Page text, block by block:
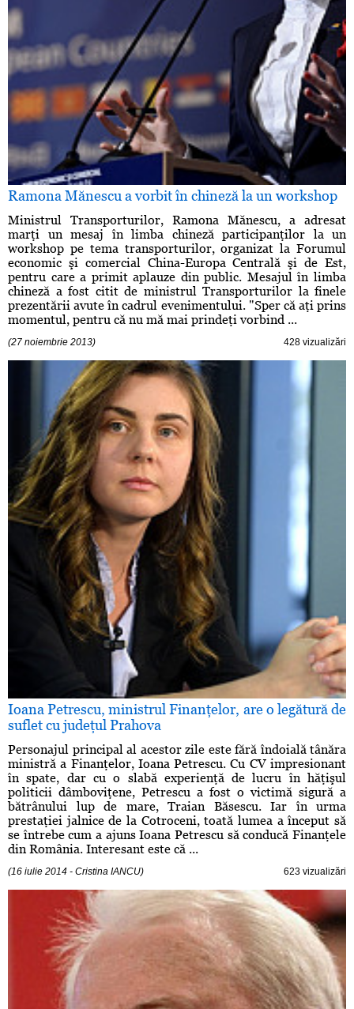
Ramona Mănescu a vorbit în chineză la un workshop
Ministrul Transporturilor, Ramona Mănescu, a adresat
marţi un mesaj în limba chineză participanţilor la un
workshop pe tema transporturilor, organizat la Forumul
economic şi comercial China-Europa Centrală şi de Est,
pentru care a primit aplauze din public. Mesajul în limba
chineză a fost citit de ministrul Transporturilor la finele
prezentării avute în cadrul evenimentului. "Sper că aţi prins
momentul, pentru că nu mă mai prindeţi vorbind ...
(27 noiembrie 2013) 428 vizualizări
Ioana Petrescu, ministrul Finanţelor, are o legătură de
suflet cu judeţul Prahova
Personajul principal al acestor zile este fără îndoială tânăra
ministră a Finanţelor, Ioana Petrescu. Cu CV impresionant
în spate, dar cu o slabă experienţă de lucru în hăţişul
politicii dâmboviţene, Petrescu a fost o victimă sigură a
bătrânului lup de mare, Traian Băsescu. Iar în urma
prestaţiei jalnice de la Cotroceni, toată lumea a început să
se întrebe cum a ajuns Ioana Petrescu să conducă Finanţele
din România. Interesant este că ...
(16 iulie 2014 - Cristina IANCU) 623 vizualizări